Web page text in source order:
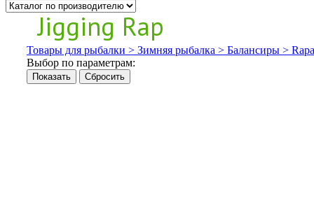
Jigging Rap
Товары для рыбалки > Зимняя рыбалка > Балансиры >
Выбор по параметрам: